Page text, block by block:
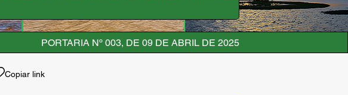
PORTARIA Nº 003, DE 09 DE ABRIL DE 2025
Copiar link